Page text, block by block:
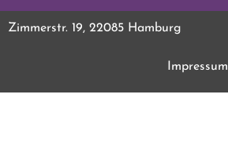
Zimmerstr. 19, 22085 Hamburg
Impressum